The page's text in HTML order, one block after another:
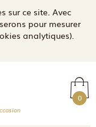
sur ce site. Avec
pour mesurer
analytiques).
0